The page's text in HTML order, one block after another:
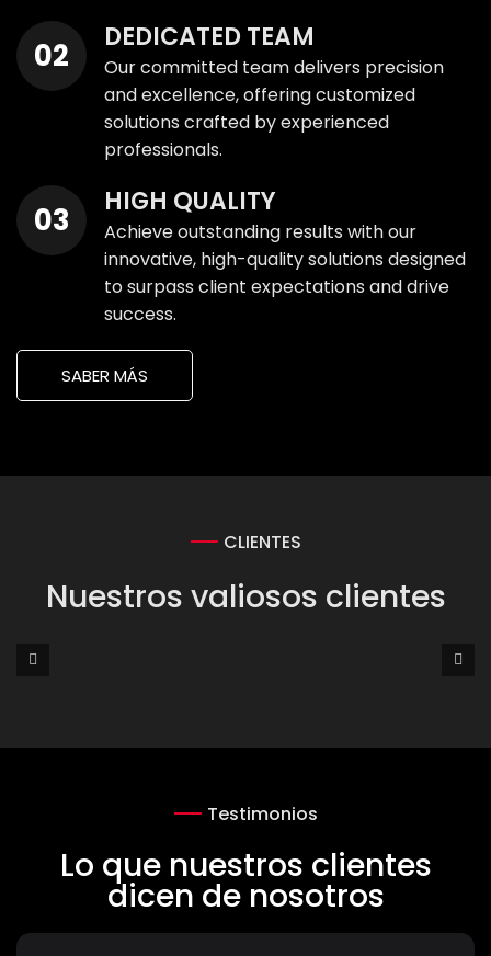
DEDICATED TEAM
Our committed team delivers precision
and excellence, offering customized
solutions crafted by experienced
professionals.
HIGH QUALITY
Achieve outstanding results with our
innovative, high-quality solutions designed
to surpass client expectations and drive
success.
SABER MÁS
CLIENTES
Nuestros valiosos clientes
Testimonios
Lo que nuestros clientes
dicen de nosotros